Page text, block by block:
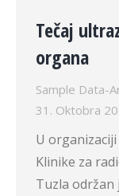
Tečaj
organa
Sample Data-
31. Oktobra
U
Klinike za
Tuzla održan